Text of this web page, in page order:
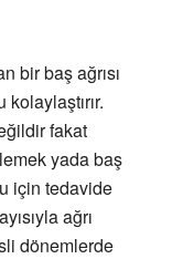
bir baş ağrısı
fakat
yada baş
için tedavide
ağrı
dönemlerde